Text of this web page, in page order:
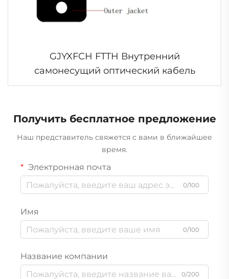
GJYXFCH FTTH Внутренний
самонесущий оптический кабель
Получить бесплатное предложение
Наш представитель свяжется с вами в ближайшее
время.
Электронная почта
0/100
Имя
0/100
Название компании
0/200